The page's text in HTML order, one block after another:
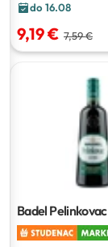
do 16.08
9,19 € 7,59 €
Badel Pelinkovac